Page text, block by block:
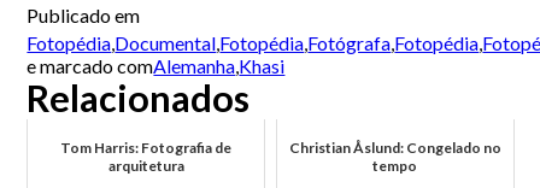
Publicado em
Fotopédia Documental Fotopédia Fotógrafa Fotopédia
e marcado comAlemanha Khasi
Relacionados
Tom Harris: Fotografia de
arquitetura
Christian Åslund: Congelado no
tempo